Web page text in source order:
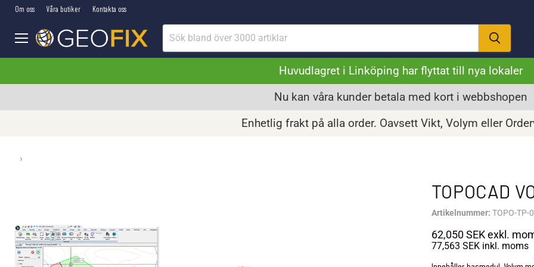
Om oss Våra butiker Kontakta oss
Meny
Huvudlagret i Linköping har flyttat till nya lokaler
Nu kan våra kunder betala med kort i webbshopen
Enhetlig frakt på alla order. Oavsett Vikt, Volym eller
›
TOPOCAD
Artikelnummer: TOPO-TP-
62,050 SEKexkl.
77,563 SEKinkl. moms